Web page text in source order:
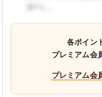
各ポイン
プレミアム会
プレミアム会